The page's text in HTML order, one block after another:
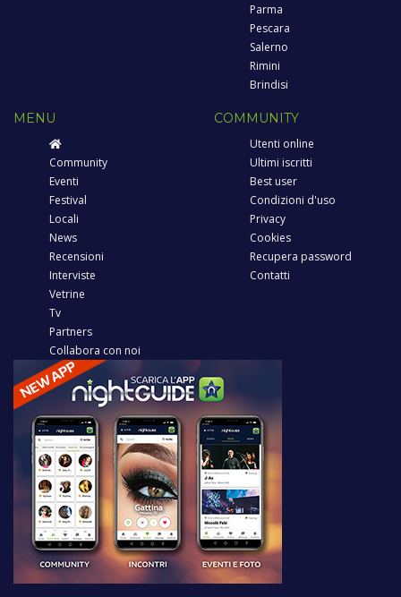
Parma
Pescara
Salerno
Rimini
Brindisi
MENU
Community
Eventi
Festival
Locali
News
Recensioni
Interviste
Vetrine
Tv
Partners
Collabora con noi
COMMUNITY
Utenti online
Ultimi iscritti
Best user
Condizioni d'uso
Privacy
Cookies
Recupera password
Contatti